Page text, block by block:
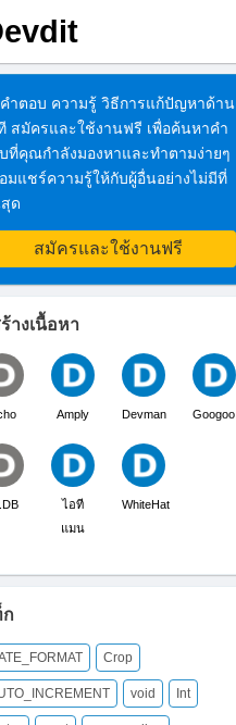
ำตอบ ความรู้ วิธีการแก้ปัญหาด้าน
สมัครและใช้งานฟรี เพื่อค้นหาคำ
ที่คุณกำลังมองหาและทำตามง่ายๆ
มแชร์ความรู้ให้กับผู้อื่นอย่างไม่มีที่
ด
สมัครและใช้งานฟรี
างเนื้อหา
Amply Devman Googoo
ไอที
แมน
WhiteHat
Crop
void Int